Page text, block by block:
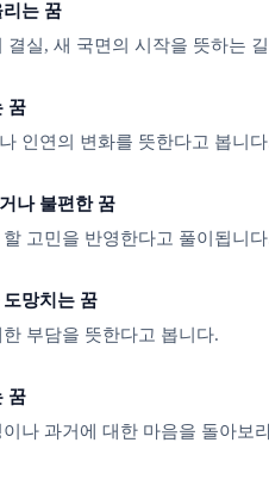
는 꿈
결실, 새 국면의 시작을 뜻하는
꿈
인연의 변화를 뜻한다고 봅니
나 불편한 꿈
고민을 반영한다고 풀이됩니
망치는 꿈
부담을 뜻한다고 봅니다.
꿈
나 과거에 대한 마음을 돌아보